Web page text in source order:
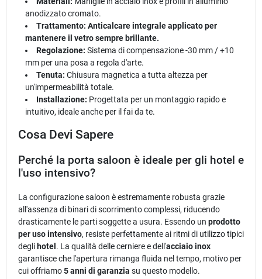
anodizzato cromato.
Trattamento: Anticalcare integrale applicato per
mantenere il vetro sempre brillante.
Regolazione: Sistema di compensazione -30 mm / +10
mm per una posa a regola d'arte.
Tenuta: Chiusura magnetica a tutta altezza per
un'impermeabilità totale.
Installazione: Progettata per un montaggio rapido e
intuitivo, ideale anche per il fai da te.
Cosa Devi Sapere
Perché la porta saloon è ideale per gli hotel e
l'uso intensivo?
La configurazione saloon è estremamente robusta grazie
all'assenza di binari di scorrimento complessi, riducendo
drasticamente le parti soggette a usura. Essendo un prodotto
per uso intensivo, resiste perfettamente ai ritmi di utilizzo tipici
degli hotel . La qualità delle cerniere e dell'acciaio inox
garantisce che l'apertura rimanga fluida nel tempo, motivo per
cui offriamo5 anni di garanzia su questo modello.